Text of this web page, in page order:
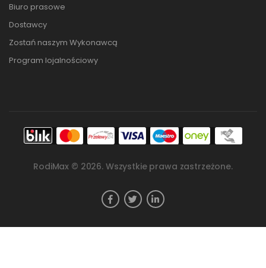
Biuro prasowe
Dostawcy
Zostań naszym Wykonawcą
Program lojalnościowy
RodiMax © 2026. Wszystkie prawa zastrzeżone.